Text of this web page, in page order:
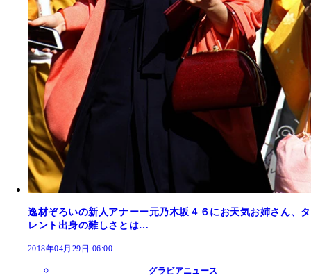
逸材ぞろいの新人アナーー元乃木坂４６にお天気お姉さん、タ
レント出身の難しさとは…
2018年04月29日 06:00
グラビアニュース